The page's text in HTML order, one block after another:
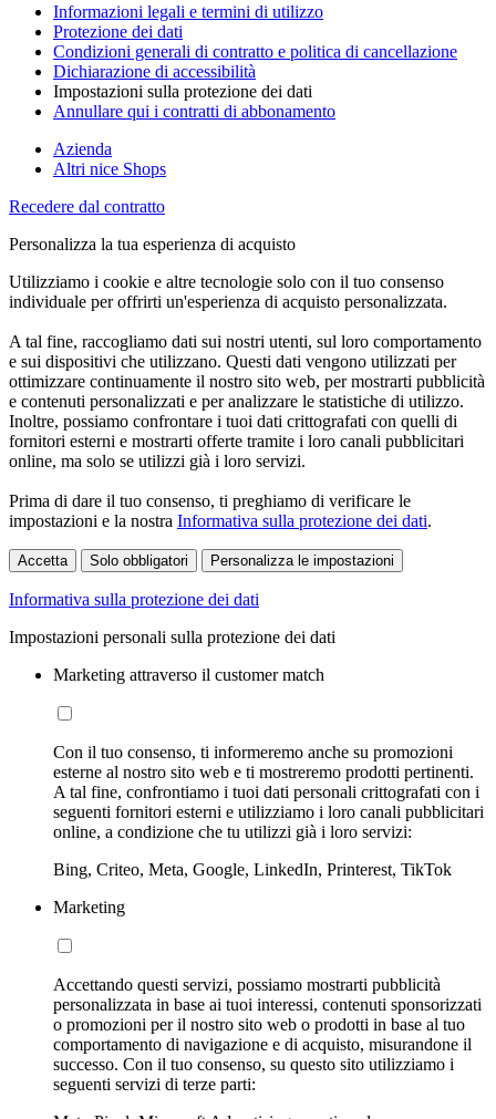
Informazioni legali e termini di utilizzo
Protezione dei dati
Condizioni generali di contratto e politica di cancellazione
Dichiarazione di accessibilità
Impostazioni sulla protezione dei dati
Annullare qui i contratti di abbonamento
Azienda
Altri nice Shops
Recedere dal contratto
Personalizza la tua esperienza di acquisto
Utilizziamo i cookie e altre tecnologie solo con il tuo consenso
individuale per offrirti un'esperienza di acquisto personalizzata.
A tal fine, raccogliamo dati sui nostri utenti, sul loro comportamento
e sui dispositivi che utilizzano. Questi dati vengono utilizzati per
ottimizzare continuamente il nostro sito web, per mostrarti pubblicità
e contenuti personalizzati e per analizzare le statistiche di utilizzo.
Inoltre, possiamo confrontare i tuoi dati crittografati con quelli di
fornitori esterni e mostrarti offerte tramite i loro canali pubblicitari
online, ma solo se utilizzi già i loro servizi.
Prima di dare il tuo consenso, ti preghiamo di verificare le
impostazioni e la nostra Informativa sulla protezione dei dati.
Accetta Solo obbligatori Personalizza le impostazioni
Informativa sulla protezione dei dati
Impostazioni personali sulla protezione dei dati
Marketing attraverso il customer match
Con il tuo consenso, ti informeremo anche su promozioni
esterne al nostro sito web e ti mostreremo prodotti pertinenti.
A tal fine, confrontiamo i tuoi dati personali crittografati con i
seguenti fornitori esterni e utilizziamo i loro canali pubblicitari
online, a condizione che tu utilizzi già i loro servizi:
Bing, Criteo, Meta, Google, LinkedIn, Printerest, TikTok
Marketing
Accettando questi servizi, possiamo mostrarti pubblicità
personalizzata in base ai tuoi interessi, contenuti sponsorizzati
o promozioni per il nostro sito web o prodotti in base al tuo
comportamento di navigazione e di acquisto, misurandone il
successo. Con il tuo consenso, su questo sito utilizziamo i
seguenti servizi di terze parti: